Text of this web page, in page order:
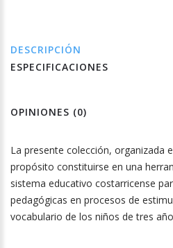
DESCRIPCIÓN
ESPECIFICACIONES
OPINIONES (0)
La presente colección, organizada
propósito constituirse en una
sistema educativo costarricense
pedagógicas en procesos de
vocabulario de los niños de tres